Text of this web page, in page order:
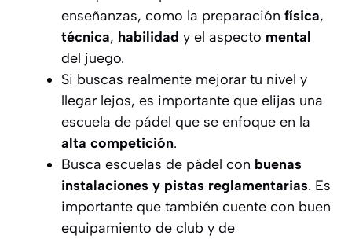
enseñanzas, como la preparación física,
técnica, habilidad y el aspecto mental
del juego.
Si buscas realmente mejorar tu nivel y
llegar lejos, es importante que elijas una
escuela de pádel que se enfoque en la
alta competición.
Busca escuelas de pádel con buenas
instalaciones y pistas reglamentarias. Es
importante que también cuente con buen
equipamiento de club y de